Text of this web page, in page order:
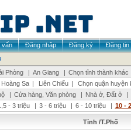
vấn Đăng nhập Đăng ký
Đăng tin
Phòng | An Giang | Chọn tỉnh thành khác
Hoàng Sa | Liên Chiểu |
Chọn quận huyện
| Cửa hàng, Văn phòng | Nhà ở, Đất ở |
- 3 triệu | 3 - 6 triệu | 6 - 10 triệu | 10 -
Tỉnh /T.Phố